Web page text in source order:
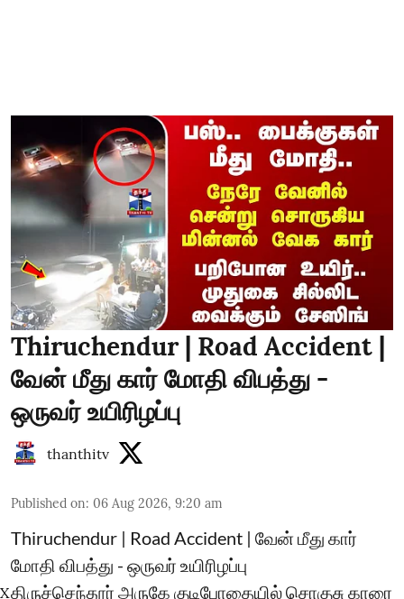
Thiruchendur | Road Accident |
வேன் மீது கார் மோதி விபத்து -
ஒருவர் உயிரிழப்பு
thanthitv
Published on: 06 Aug 2026, 9:20 am
Thiruchendur | Road Accident | வேன் மீது கார்
மோதி விபத்து - ஒருவர் உயிரிழப்பு
திருச்செந்தூர் அருகே குடிபோதையில் சொகுசு காரை
X